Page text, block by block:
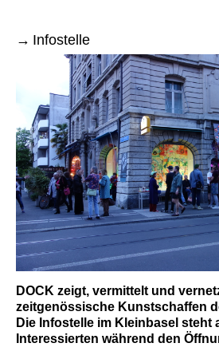
Infostelle
DOCK zeigt, vermittelt und
zeitgenössische Kunstschaffen
Die Infostelle im Kleinbasel steht
Interessierten während den